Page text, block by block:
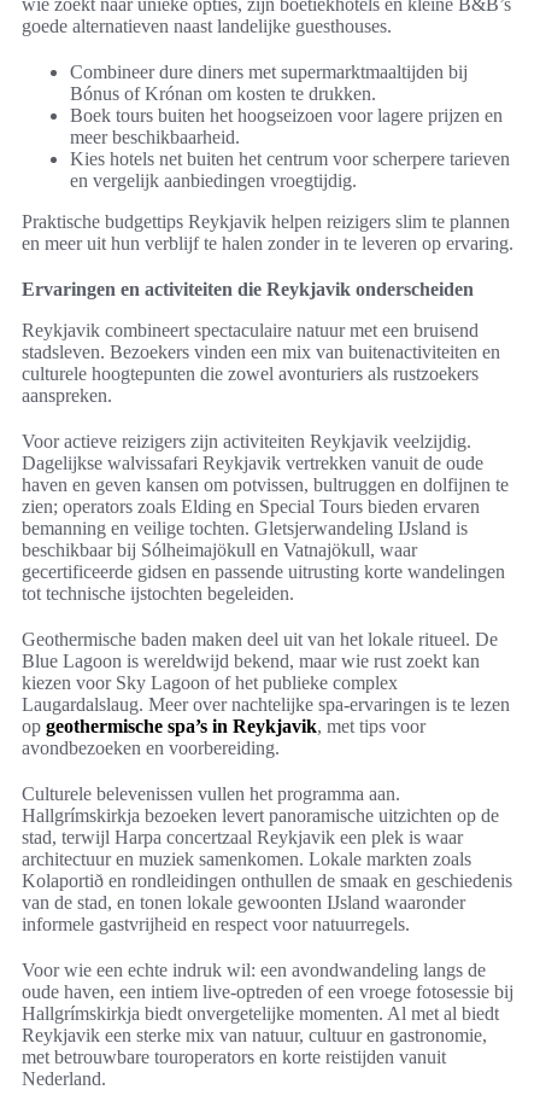
wie zoekt naar unieke opties, zijn boetiekhotels en kleine B&B’s
goede alternatieven naast landelijke guesthouses.
Combineer dure diners met supermarktmaaltijden bij
Bónus of Krónan om kosten te drukken.
Boek tours buiten het hoogseizoen voor lagere prijzen en
meer beschikbaarheid.
Kies hotels net buiten het centrum voor scherpere tarieven
en vergelijk aanbiedingen vroegtijdig.
Praktische budgettips Reykjavik helpen reizigers slim te plannen
en meer uit hun verblijf te halen zonder in te leveren op ervaring.
Ervaringen en activiteiten die Reykjavik onderscheiden
Reykjavik combineert spectaculaire natuur met een bruisend
stadsleven. Bezoekers vinden een mix van buitenactiviteiten en
culturele hoogtepunten die zowel avonturiers als rustzoekers
aanspreken.
Voor actieve reizigers zijn activiteiten Reykjavik veelzijdig.
Dagelijkse walvissafari Reykjavik vertrekken vanuit de oude
haven en geven kansen om potvissen, bultruggen en dolfijnen te
zien; operators zoals Elding en Special Tours bieden ervaren
bemanning en veilige tochten. Gletsjerwandeling IJsland is
beschikbaar bij Sólheimajökull en Vatnajökull, waar
gecertificeerde gidsen en passende uitrusting korte wandelingen
tot technische ijstochten begeleiden.
Geothermische baden maken deel uit van het lokale ritueel. De
Blue Lagoon is wereldwijd bekend, maar wie rust zoekt kan
kiezen voor Sky Lagoon of het publieke complex
Laugardalslaug. Meer over nachtelijke spa-ervaringen is te lezen
op geothermische spa’s in Reykjavik, met tips voor
avondbezoeken en voorbereiding.
Culturele belevenissen vullen het programma aan.
Hallgrímskirkja bezoeken levert panoramische uitzichten op de
stad, terwijl Harpa concertzaal Reykjavik een plek is waar
architectuur en muziek samenkomen. Lokale markten zoals
Kolaportið en rondleidingen onthullen de smaak en geschiedenis
van de stad, en tonen lokale gewoonten IJsland waaronder
informele gastvrijheid en respect voor natuurregels.
Voor wie een echte indruk wil: een avondwandeling langs de
oude haven, een intiem live-optreden of een vroege fotosessie bij
Hallgrímskirkja biedt onvergetelijke momenten. Al met al biedt
Reykjavik een sterke mix van natuur, cultuur en gastronomie,
met betrouwbare touroperators en korte reistijden vanuit
Nederland.